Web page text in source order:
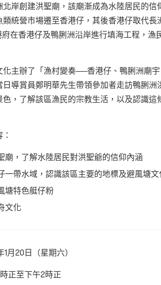
北岸創建洪聖廟，該廟漸成為水陸居民的信
統營市場遷至香港仔，其後香港仔取代長
府在香港仔及鴨脷洲沿岸進行填海工程，漁
化主辦了「漁村變奏──香港仔、鴨脷洲廟
導賞員鄭明華先生帶領參加者走訪鴨脷洲
色，了解該區漁民的宗教生活，以及認識這
：
廟，了解水陸居民對洪聖爺的信仰內涵
一帶水域，認識該區主要的地標及避風塘文
塘特色艇仔粉
文化
1月20日（星期六）
正至下午2時正